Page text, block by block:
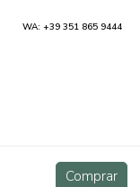
Comprar
Comprar
WA: +39 351 865 9444